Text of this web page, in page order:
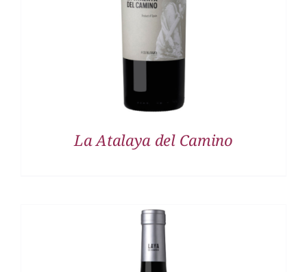
La Atalaya del Camino